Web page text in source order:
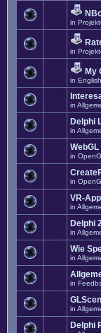
in
in
My
in
in
Delphi
in
WebGL
in
in
VR-
in
Delphi
in
Wie
in
in
in
Delphi